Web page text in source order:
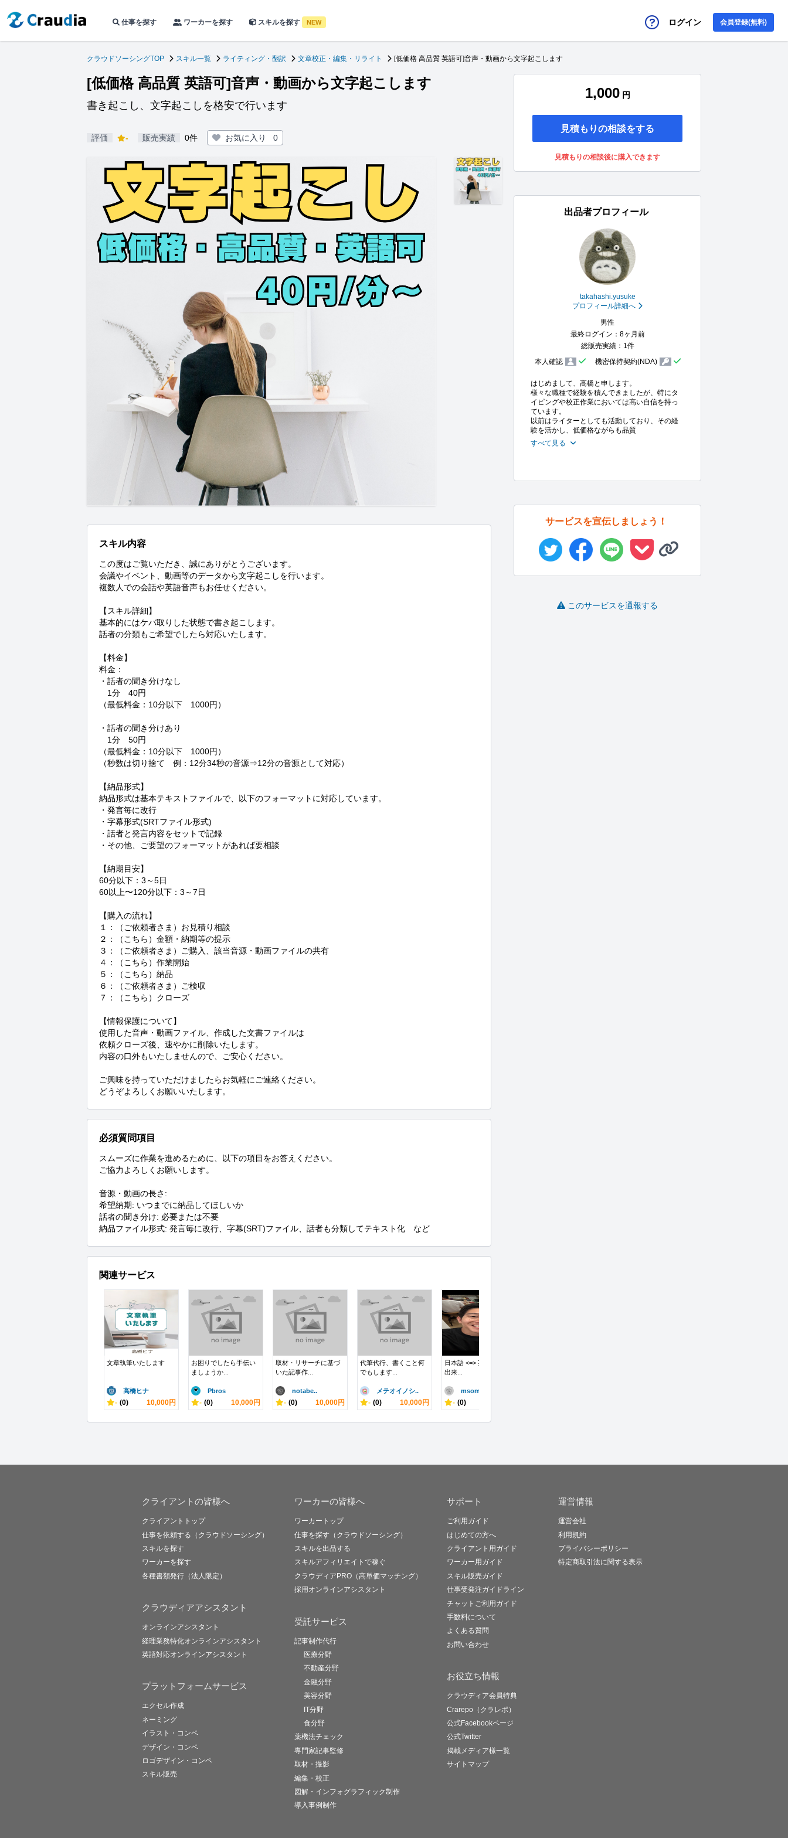
仕事を探す ワーカーを探す スキルを探す NEW ログイン 会員登録(無料)
クラウドソーシングTOP スキル一覧 ライティング・翻訳 文章校正・編集・リライト [低価格 高品質 英語可]音声・動画から文字起こします
[低価格 高品質 英語可]音声・動画から文字起こします
書き起こし、文字起こしを格安で行います
評価 - 販売実績 0件 お気に入り 0
スキル内容
この度はご覧いただき、誠にありがとうございます。
会議やイベント、動画等のデータから文字起こしを行います。
複数人での会話や英語音声もお任せください。
【スキル詳細】
基本的にはケバ取りした状態で書き起こします。
話者の分類もご希望でしたら対応いたします。
【料金】
料金：
・話者の聞き分けなし
1分　40円
（最低料金：10分以下　1000円）
・話者の聞き分けあり
1分　50円
（最低料金：10分以下　1000円）
（秒数は切り捨て　例：12分34秒の音源⇒12分の音源として対応）
【納品形式】
納品形式は基本テキストファイルで、以下のフォーマットに対応しています。
・発言毎に改行
・字幕形式(SRTファイル形式)
・話者と発言内容をセットで記録
・その他、ご要望のフォーマットがあれば要相談
【納期目安】
60分以下：3～5日
60以上〜120分以下：3～7日
【購入の流れ】
１：（ご依頼者さま）お見積り相談
２：（こちら）金額・納期等の提示
３：（ご依頼者さま）ご購入、該当音源・動画ファイルの共有
４：（こちら）作業開始
５：（こちら）納品
６：（ご依頼者さま）ご検収
７：（こちら）クローズ
【情報保護について】
使用した音声・動画ファイル、作成した文書ファイルは
依頼クローズ後、速やかに削除いたします。
内容の口外もいたしませんので、ご安心ください。
ご興味を持っていただけましたらお気軽にご連絡ください。
どうぞよろしくお願いいたします。
必須質問項目
スムーズに作業を進めるために、以下の項目をお答えください。
ご協力よろしくお願いします。
音源・動画の長さ:
希望納期: いつまでに納品してほしいか
話者の聞き分け: 必要または不要
納品ファイル形式: 発言毎に改行、字幕(SRT)ファイル、話者も分類してテキスト化　など
関連サービス
文章執筆いたします
高橋ヒナ
- (0) 10,000円
お困りでしたら手伝い
ましょうか...
Pbros
- (0) 10,000円
取材・リサーチに基づ
いた記事作...
notabe..
- (0) 10,000円
代筆代行、書くこと何
でもします...
メテオイノシ..
- (0) 10,000円
日本語 <=> 英語の翻訳
出来...
msomeh..
- (0)
1,000 円
見積もりの相談をする
見積もりの相談後に購入できます
出品者プロフィール
takahashi.yusuke
プロフィール詳細へ
男性
最終ログイン：8ヶ月前
総販売実績：1件
本人確認
機密保持契約(NDA)
はじめまして、高橋と申します。
様々な職種で経験を積んできましたが、特にタ
イピングや校正作業においては高い自信を持っ
ています。
以前はライターとしても活動しており、その経
験を活かし、低価格ながらも品質
すべて見る
サービスを宣伝しましょう！
このサービスを通報する
クライアントの皆様へ
クライアントトップ
仕事を依頼する（クラウドソーシング）
スキルを探す
ワーカーを探す
各種書類発行（法人限定）
クラウディアアシスタント
オンラインアシスタント
経理業務特化オンラインアシスタント
英語対応オンラインアシスタント
プラットフォームサービス
エクセル作成
ネーミング
イラスト・コンペ
デザイン・コンペ
ロゴデザイン・コンペ
スキル販売
ワーカーの皆様へ
ワーカートップ
仕事を探す（クラウドソーシング）
スキルを出品する
スキルアフィリエイトで稼ぐ
クラウディアPRO（高単価マッチング）
採用オンラインアシスタント
受託サービス
記事制作代行
医療分野
不動産分野
金融分野
美容分野
IT分野
食分野
薬機法チェック
専門家記事監修
取材・撮影
編集・校正
図解・インフォグラフィック制作
導入事例制作
サポート
ご利用ガイド
はじめての方へ
クライアント用ガイド
ワーカー用ガイド
スキル販売ガイド
仕事受発注ガイドライン
チャットご利用ガイド
手数料について
よくある質問
お問い合わせ
お役立ち情報
クラウディア会員特典
Crarepo（クラレポ）
公式Facebookページ
公式Twitter
掲載メディア様一覧
サイトマップ
運営情報
運営会社
利用規約
プライバシーポリシー
特定商取引法に関する表示